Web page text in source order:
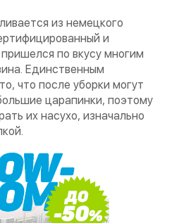
из немецкого
и
по вкусу многим
Единственным
что после уборки могут
царапинки, поэтому
их насухо, изначально